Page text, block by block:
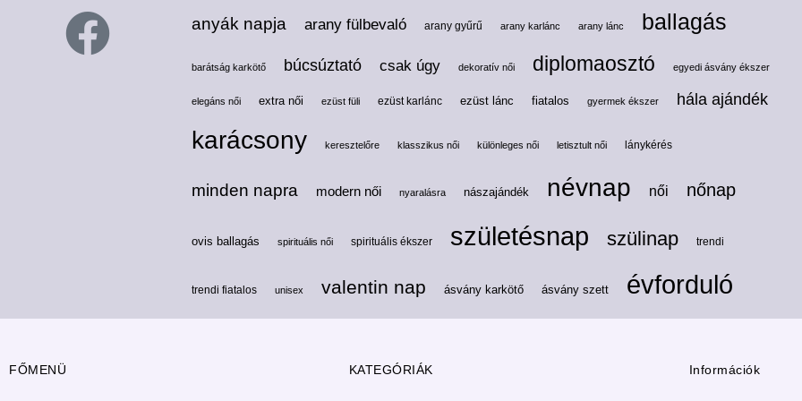
anyák napja arany fülbevaló arany gyűrű arany karlánc arany lánc ballagás
barátság karkötő búcsúztató csak úgy dekoratív női diplomaosztó egyedi ásvány ékszer
elegáns női extra női ezüst füli ezüst karlánc ezüst lánc fiatalos gyermek ékszer hála ajándék
karácsony keresztelőre klasszikus női különleges női letisztult női lánykérés
minden napra modern női nyaralásra nászajándék névnap női nőnap
ovis ballagás spirituális női spirituális ékszer születésnap szülinap trendi
trendi fiatalos unisex valentin nap ásvány karkötő ásvány szett évforduló
FŐMENÜ KATEGÓRIÁK Információk